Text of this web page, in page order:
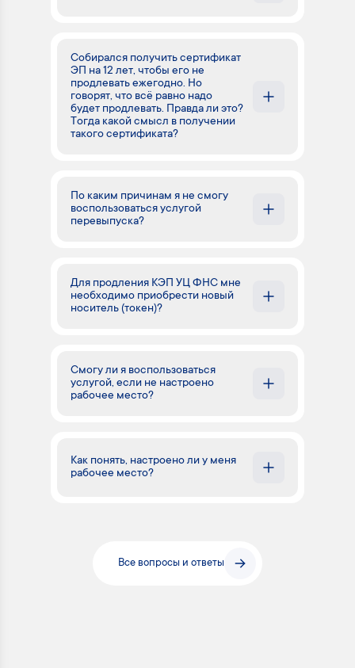
Собирался получить сертификат
ЭП на 12 лет, чтобы его не
продлевать ежегодно. Но
говорят, что всё равно надо
будет продлевать. Правда ли это?
Тогда какой смысл в получении
такого сертификата?
По каким причинам я не смогу
воспользоваться услугой
перевыпуска?
Для продления КЭП УЦ ФНС мне
необходимо приобрести новый
носитель (токен)?
Смогу ли я воспользоваться
услугой, если не настроено
рабочее место?
Как понять, настроено ли у меня
рабочее место?
Все вопросы и ответы